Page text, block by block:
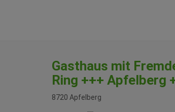
Gasthaus mit
Ring +++ Apfelberg
8720 Apfelberg